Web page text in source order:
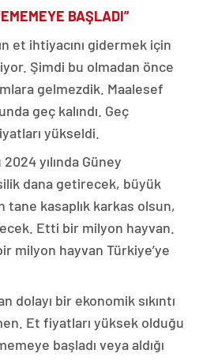
BAŞLADI”
et ihtiyacını gidermek için
Şimdi bu olmadan önce
gelmezdik. Maalesef
geç kalındı. Geç
yükseldi.
yılında Güney
dana getirecek, büyük
kasaplık karkas olsun,
Etti bir milyon hayvan.
milyon hayvan Türkiye’ye
dolayı bir ekonomik sıkıntı
Et fiyatları yüksek olduğu
başladı veya aldığı